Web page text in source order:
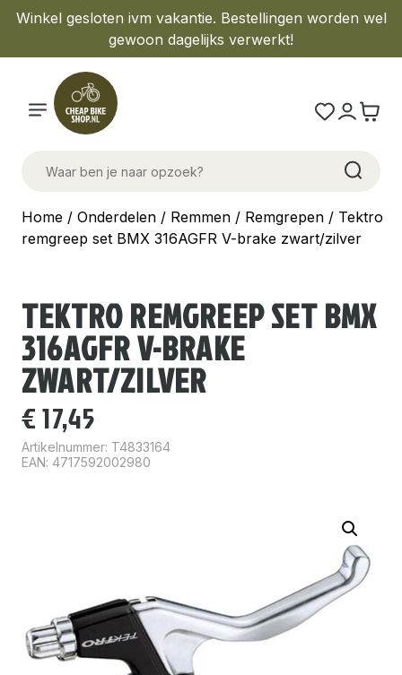
Winkel gesloten ivm vakantie. Bestellingen worden wel
gewoon dagelijks verwerkt!
Home / Onderdelen / Remmen / Remgrepen / Tektro
remgreep set BMX 316AGFR V-brake zwart/zilver
TEKTRO REMGREEP SET BMX
316AGFR V-BRAKE
ZWART/ZILVER
€17,45
Artikelnummer: T4833164
EAN: 4717592002980